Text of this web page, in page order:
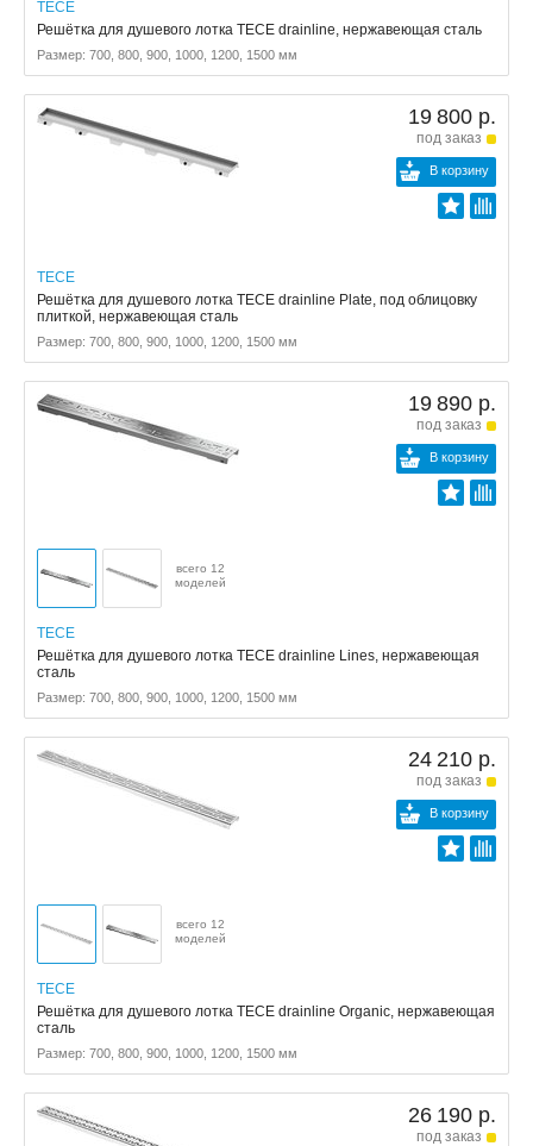
TECE
Решётка для душевого лотка TECE drainline, нержавеющая сталь
Размер: 700, 800, 900, 1000, 1200, 1500 мм
19 800 р.
под заказ
В корзину
TECE
Решётка для душевого лотка TECE drainline Plate, под облицовку
плиткой, нержавеющая сталь
Размер: 700, 800, 900, 1000, 1200, 1500 мм
19 890 р.
под заказ
В корзину
всего 12
моделей
TECE
Решётка для душевого лотка TECE drainline Lines, нержавеющая
сталь
Размер: 700, 800, 900, 1000, 1200, 1500 мм
24 210 р.
под заказ
В корзину
всего 12
моделей
TECE
Решётка для душевого лотка TECE drainline Organic, нержавеющая
сталь
Размер: 700, 800, 900, 1000, 1200, 1500 мм
26 190 р.
под заказ